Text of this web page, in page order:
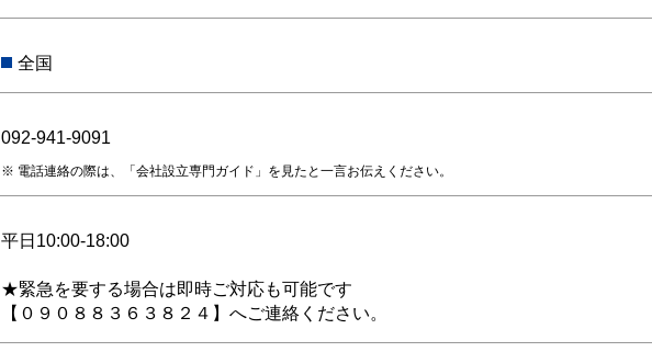
全国
092-941-9091
電話連絡の際は、「会社設立専門ガイド」を見たと一言お伝えください。
平日10:00-18:00
★緊急を要する場合は即時ご対応も可能です
【０９０８８３６３８２４】へご連絡ください。